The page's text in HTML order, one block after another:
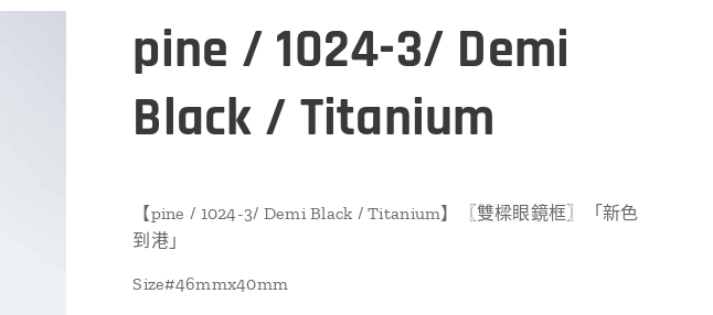
pine / 1024-3/ Demi
Black / Titanium
【pine / 1024-3/ Demi Black / Titanium】〖雙樑眼鏡框〗「新色
到港」
Size#46mmx40mm